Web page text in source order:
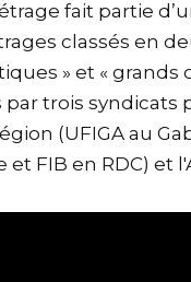
fait partie
classés en
» et « grands
trois syndicats
(UFIGA au
et FIB en RDC) et